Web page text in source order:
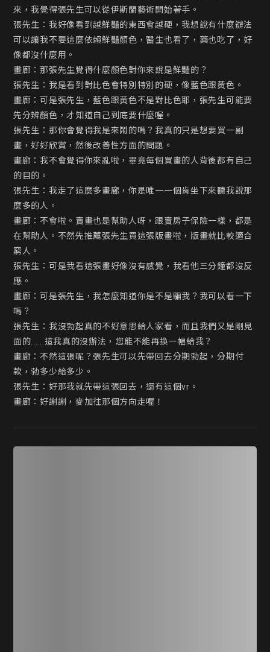
來，我覺得張先生可以從伊斯蘭藝術開始著手。
張先生：我好像看到越鮮豔的東西會越硬，我想說有什麼辦法
可以讓我不要這麼依賴鮮豔顏色，醫生也看了，藥也吃了，好
像都沒什麼用。
畫廊：那張先生覺得什麼顏色對你來說是鮮豔的？
張先生：我是看到對比色會特別特別的硬，像藍色跟黃色。
畫廊：可是張先生，藍色跟黃色不是對比色耶，張先生可能要
先分辨顏色，才知道自己到底要什麼喔。
張先生：那你會覺得我是來鬧的嗎？我真的只是想要買一副
畫，好好欣賞，然後改善性方面的問題。
畫廊：我不會覺得你來亂啦，畢竟每個買畫的人背後都有自己
的目的。
張先生：我走了這麼多畫廊，你是唯一一個肯坐下來聽我說那
麼多的人。
畫廊：不會啦。賣畫也是幫助人呀，跟賣房子保險一樣，都是
在幫助人。不然先推薦張先生買這張版畫啦，版畫就比較適合
窮人。
張先生：可是我看這張畫好像沒有感覺，我看他三分鐘都沒反
應。
畫廊：可是張先生，我怎麼知道你是不是騙我？我可以看一下
嗎？
張先生：我沒勃起真的不好意思給人家看，而且我們又是剛見
面的......這我真的沒辦法，您能不能再換一幅給我？
畫廊：不然這張呢？張先生可以先帶回去分期勃起，分期付
款，勃多少給多少。
張先生：好那我就先帶這張回去，還有這個vr。
畫廊：好謝謝，麥加往那個方向走喔！